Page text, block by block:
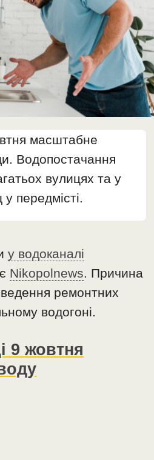
масштабне
Водопостачання
вулицях та у
у передмісті.
у водоканалі
Nikopolnews. Причина
ремонтних
водогоні.
9 жовтня